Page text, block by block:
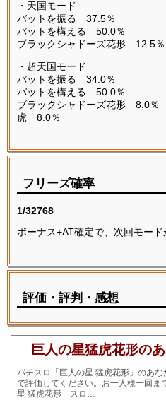
・天国モード
バットを振る 37.5％
バットを構える 50.0％
ブラックシャドーズ花形 12.5％
・超天国モード
バットを振る 34.0％
バットを構える 50.0％
ブラックシャドーズ花形 8.0％
虎 8.0％
フリーズ確率
1/32768
ボーナス+AT確定で、次回モー
評価・評判・感想
巨人の星猛虎花形の
パチスロ「巨人の星 猛虎花形」のあ
で評価してください。お一人様一回ま
星 猛虎花形 スロ…